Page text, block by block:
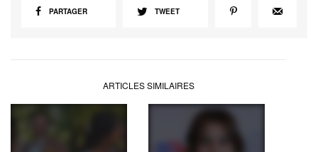
PARTAGER TWEET
ARTICLES SIMILAIRES